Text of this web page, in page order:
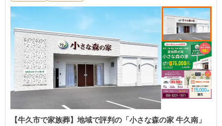
【牛久市で家族葬】地域で評判の「小さな森の家 牛久南」